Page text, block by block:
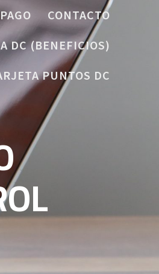
CONTACTO
DC (BENEFICIOS)
PUNTOS DC